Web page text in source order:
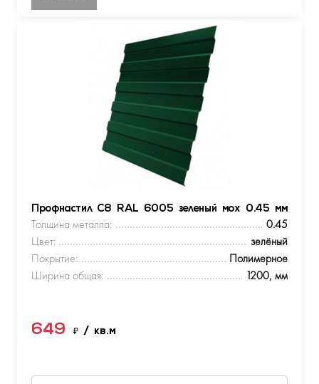
Профнастил С8 RAL 6005 зеленый мох 0.45 мм
Толщина металла:
0.45
Цвет:
зелёный
Покрытие:
Полимерное
Ширина общая:
1200, мм
649 ₽ / кв.м